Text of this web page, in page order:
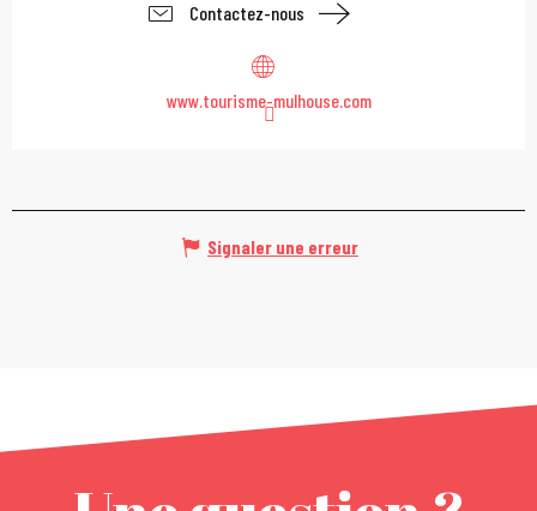
Contactez-nous
www.tourisme-mulhouse.com
Signaler une erreur